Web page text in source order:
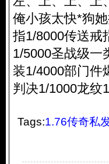
俺小孩太快*狗
指1/8000传送戒
1/5000圣战级一
装1/4000部门件
判决1/1000龙纹
Tags:1.76传奇私